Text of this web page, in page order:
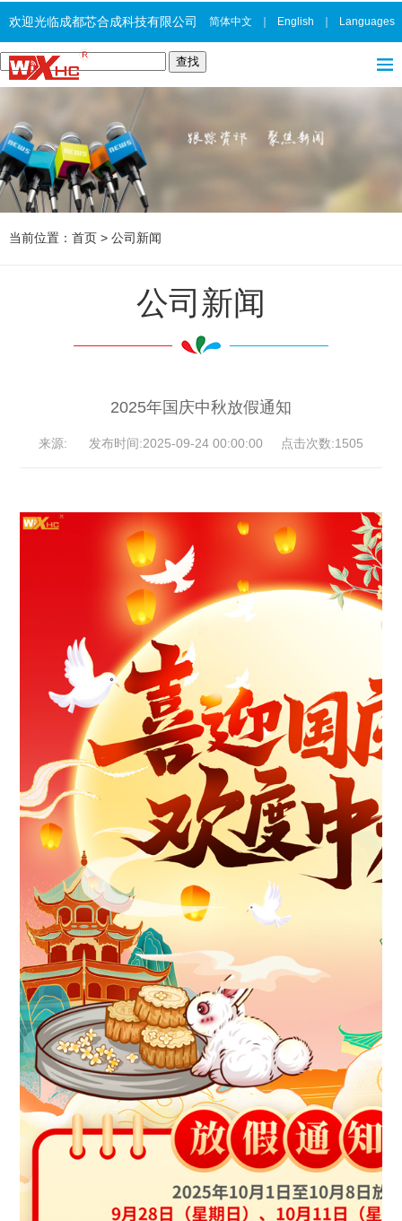
欢迎光临成都芯合成科技有限公司 简体中文 English Languages
当前位置： 首页 > 公司新闻
公司新闻
2025年国庆中秋放假通知
来源: 发布时间:2025-09-24 00:00:00 点击次数:1505